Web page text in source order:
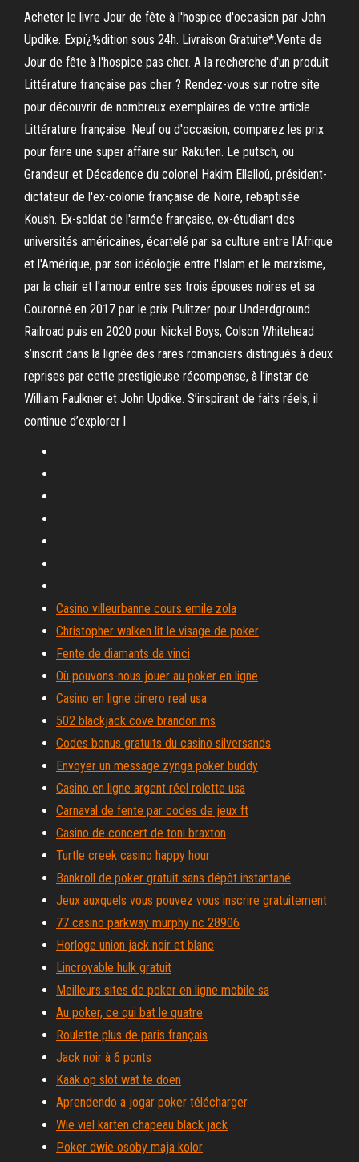
Acheter le livre Jour de fête à l'hospice d'occasion par John
Updike. Expï¿½dition sous 24h. Livraison Gratuite*.Vente de
Jour de fête à l'hospice pas cher. A la recherche d'un produit
Littérature française pas cher ? Rendez-vous sur notre site
pour découvrir de nombreux exemplaires de votre article
Littérature française. Neuf ou d'occasion, comparez les prix
pour faire une super affaire sur Rakuten. Le putsch, ou
Grandeur et Décadence du colonel Hakim Ellelloû, président-
dictateur de l'ex-colonie française de Noire, rebaptisée
Koush. Ex-soldat de l'armée française, ex-étudiant des
universités américaines, écartelé par sa culture entre l'Afrique
et l'Amérique, par son idéologie entre l'Islam et le marxisme,
par la chair et l'amour entre ses trois épouses noires et sa
Couronné en 2017 par le prix Pulitzer pour Underdground
Railroad puis en 2020 pour Nickel Boys, Colson Whitehead
s’inscrit dans la lignée des rares romanciers distingués à deux
reprises par cette prestigieuse récompense, à l’instar de
William Faulkner et John Updike. S’inspirant de faits réels, il
continue d’explorer l
Casino villeurbanne cours emile zola
Christopher walken lit le visage de poker
Fente de diamants da vinci
Où pouvons-nous jouer au poker en ligne
Casino en ligne dinero real usa
502 blackjack cove brandon ms
Codes bonus gratuits du casino silversands
Envoyer un message zynga poker buddy
Casino en ligne argent réel rolette usa
Carnaval de fente par codes de jeux ft
Casino de concert de toni braxton
Turtle creek casino happy hour
Bankroll de poker gratuit sans dépôt instantané
Jeux auxquels vous pouvez vous inscrire gratuitement
77 casino parkway murphy nc 28906
Horloge union jack noir et blanc
Lincroyable hulk gratuit
Meilleurs sites de poker en ligne mobile sa
Au poker, ce qui bat le quatre
Roulette plus de paris français
Jack noir à 6 ponts
Kaak op slot wat te doen
Aprendendo a jogar poker télécharger
Wie viel karten chapeau black jack
Poker dwie osoby maja kolor